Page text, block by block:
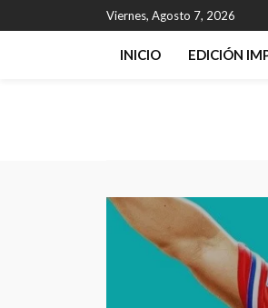
Viernes, Agosto 7, 2026
INICIO EDICIÓN